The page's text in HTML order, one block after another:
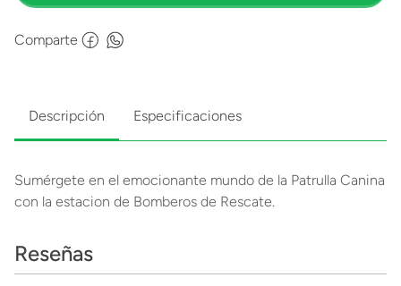
Comparte
Descripción Especificaciones
Sumérgete en el emocionante mundo de la Patrulla Canina
con la estacion de Bomberos de Rescate.
Reseñas